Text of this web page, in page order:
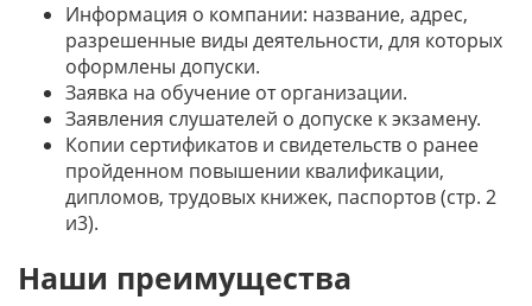
Информация о компании: название, адрес,
разрешенные виды деятельности, для которых
оформлены допуски.
Заявка на обучение от организации.
Заявления слушателей о допуске к экзамену.
Копии сертификатов и свидетельств о ранее
пройденном повышении квалификации,
дипломов, трудовых книжек, паспортов (стр. 2
и3).
Наши преимущества